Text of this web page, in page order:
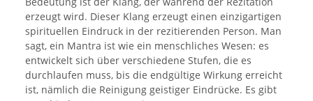
erzeugt wird. Dieser Klang erzeugt einen einzigartigen
spirituellen Eindruck in der rezitierenden Person. Man
sagt, ein Mantra ist wie ein menschliches Wesen: es
entwickelt sich über verschiedene Stufen, die es
durchlaufen muss, bis die endgültige Wirkung erreicht
ist, nämlich die Reinigung geistiger Eindrücke. Es gibt